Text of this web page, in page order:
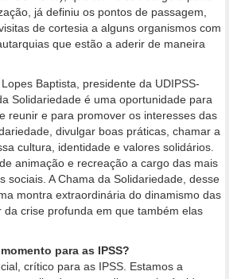
já definiu os pontos de passagem,
de cortesia a alguns organismos com
que estão a aderir de maneira
Baptista, presidente da UDIPSS-
Solidariedade é uma oportunidade para
reunir e para promover os interesses das
divulgar boas práticas, chamar a
cultura, identidade e valores solidários.
animação e recreação a cargo das mais
sociais. A Chama da Solidariedade, desse
montra extraordinária do dinamismo das
da crise profunda em que também elas
para as IPSS?
crítico para as IPSS. Estamos a